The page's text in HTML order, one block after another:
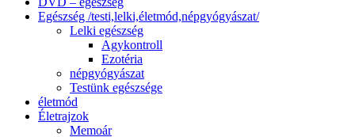
Egészség /testi,lelki,életmód,népgyógyászat/
Lelki egészség
Agykontroll
Ezotéria
népgyógyászat
Testünk egészsége
életmód
Életrajzok
Memoár